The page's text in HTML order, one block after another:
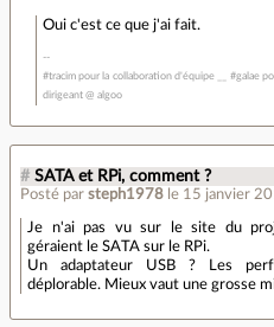
Oui c'est ce que j'ai fait.
#tracim pour la collaboration d'équipe __ #galae
dirigeant @ algoo
# SATA et RPi, comment ?
Posté par steph1978 le 15 janvier
Je n'ai pas vu sur le site du
géraient le SATA sur le RPi.
Un adaptateur USB ? Les
déplorable. Mieux vaut une grosse